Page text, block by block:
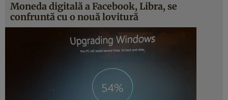
Moneda digitală a Facebook, Libra, se
confruntă cu o nouă lovitură